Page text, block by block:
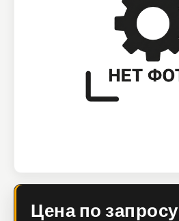
Цена по запросу